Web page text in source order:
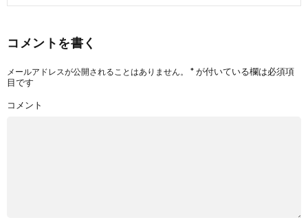
コメントを書く
メールアドレスが公開されることはありません。 *が付いている欄は必須項
目です
コメント